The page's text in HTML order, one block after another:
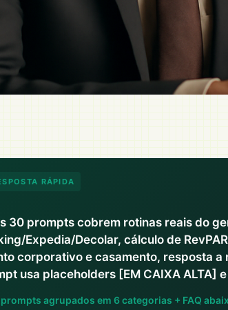
RÁPIDA
30 prompts cobrem rotinas reais do
Expedia/Decolar, cálculo de
corporativo e casamento, resposta
usa placeholders [EM CAIXA ALTA]
agrupados em 6 categorias + FAQ